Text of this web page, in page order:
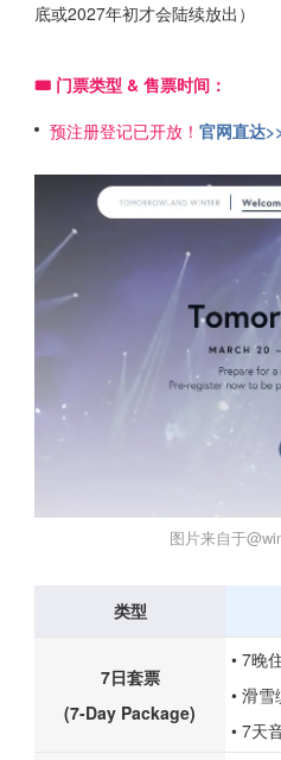
底或2027年初才会陆续放出）
🎟️ 门票类型 & 售票时间：
预注册登记已开放！ 官网直达
图片来自于
类型
7日套票
(7-Day Package)
• 7晚
• 滑
• 7天